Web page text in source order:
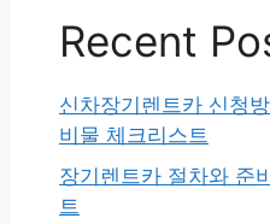
Recent
신차장기렌트카 신청
비물 체크리스트
장기렌트카 절차와 준
트